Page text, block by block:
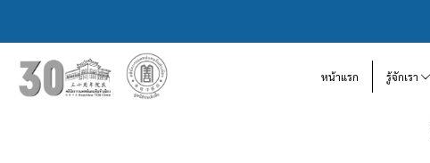
หน้าแรก รู้จักเรา